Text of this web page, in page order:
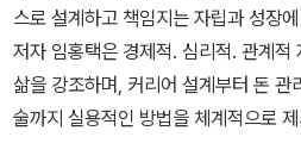
를 아끼는 법을 배우는 게 먼저다.
빌런 피하는 법, 거절하는 법, 적을 만
강 위기와 돌발상황 대처>에서는 사
법, 보험가입 피하는 법 등을 볼 수 있
본 것 이외의 <실전 생활꿀팁>으로 자
이나 사기 앞에서 어떻게 나를 지켜야
은 대학, 좋은 직장, 좋은 성적은 중요
왔을 때 꼭 필요한 생활의 기술은 대부
책에서 특히 인상 깊었던 부분은 ‘초생
스로 설계하고 책임지는 자립과 성장
저자 임홍택은 경제적. 심리적. 관계적
삶을 강조하며, 커리어 설계부터 돈 관
술까지 실용적인 방법을 체계적으로